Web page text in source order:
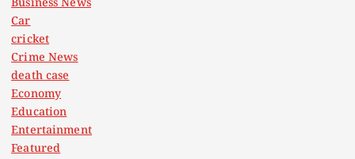
Business News
Car
cricket
Crime News
death case
Economy
Education
Entertainment
Featured